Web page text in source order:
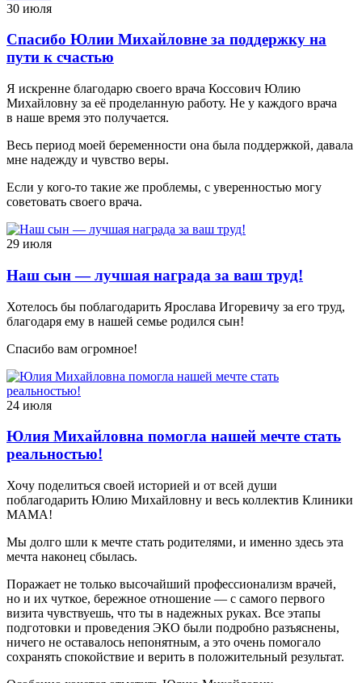
30 июля
Спасибо Юлии Михайловне за поддержку на
пути к счастью
Я искренне благодарю своего врача Коссович Юлию
Михайловну за её проделанную работу. Не у каждого врача
в наше время это получается.
Весь период моей беременности она была поддержкой, давала
мне надежду и чувство веры.
Если у кого-то такие же проблемы, с уверенностью могу
советовать своего врача.
29 июля
Наш сын — лучшая награда за ваш труд!
Хотелось бы поблагодарить Ярослава Игоревичу за его труд,
благодаря ему в нашей семье родился сын!
Спасибо вам огромное!
24 июля
Юлия Михайловна помогла нашей мечте стать
реальностью!
Хочу поделиться своей историей и от всей души
поблагодарить Юлию Михайловну и весь коллектив Клиники
МАМА!
Мы долго шли к мечте стать родителями, и именно здесь эта
мечта наконец сбылась.
Поражает не только высочайший профессионализм врачей,
но и их чуткое, бережное отношение — с самого первого
визита чувствуешь, что ты в надежных руках. Все этапы
подготовки и проведения ЭКО были подробно разъяснены,
ничего не оставалось непонятным, а это очень помогало
сохранять спокойствие и верить в положительный результат.